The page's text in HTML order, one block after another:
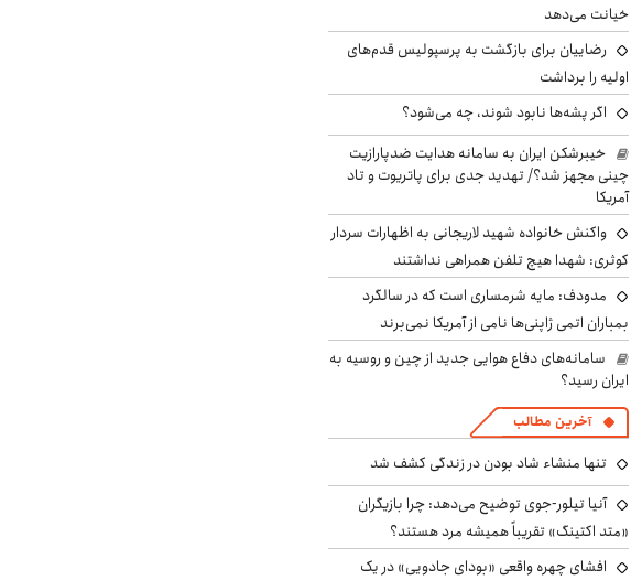
خیانت می‌دهد
رضاییان برای بازگشت به پرسپولیس قدم‌های
اولیه را برداشت
اگر پشه‌ها نابود شوند، چه می‌شود؟
خیبرشکن ایران به سامانه هدایت ضدپارازیت
چینی مجهز شد؟/ تهدید جدی برای پاتریوت و تاد
آمریکا
واکنش خانواده شهید لاریجانی به اظهارات سردار
کوثری: شهدا هیچ تلفن همراهی نداشتند
مدودف: مایه شرمساری است که در سالگرد
بمباران اتمی ژاپنی‌ها نامی از آمریکا نمی‌برند
سامانه‌های دفاع هوایی جدید از چین و روسیه به
ایران رسید؟
آخرین مطالب
تنها منشاء شاد بودن در زندگی کشف شد
آنیا تیلور-جوی توضیح می‌دهد: چرا بازیگران
«متد اکتینگ» تقریباً همیشه مرد هستند؟
افشای چهره واقعی «بودای جادویی» در یک